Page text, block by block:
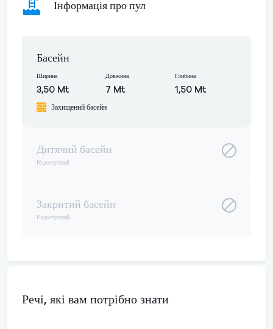
Інформація про пул
Басейн
Ширина
3,50 Mt
Довжина
7 Mt
Глибина
1,50 Mt
Захищений басейн
Дитячий басейн
Недоступний
Закритий басейн
Недоступний
Речі, які вам потрібно знати